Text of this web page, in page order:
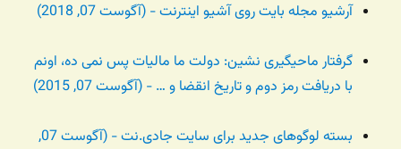
آرشیو مجله بایت روی آشیو اینترنت - (آگوست 07, 2018)
گرفتار ماحیگیری نشین: دولت ما مالیات پس نمی ده، اونم
با دریافت رمز دوم و تاریخ انقضا و … - (آگوست 07, 2015)
بسته لوگوهای جدید برای سایت جادی.نت - (آگوست 07,